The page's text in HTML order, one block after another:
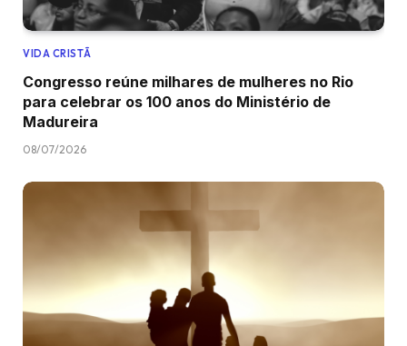
VIDA CRISTÃ
Congresso reúne milhares de mulheres no Rio
para celebrar os 100 anos do Ministério de
Madureira
08/07/2026